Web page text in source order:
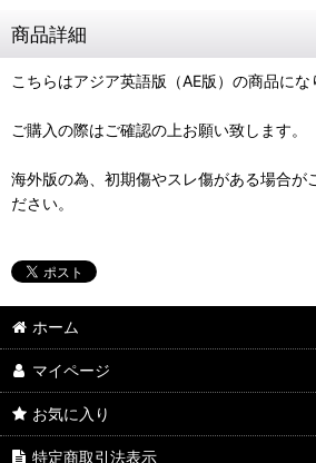
商品詳細
こちらはアジア英語版（AE版）の商品にな
ご購入の際はご確認の上お願い致します。
海外版の為、初期傷やスレ傷がある場合が
ださい。
ホーム
マイページ
お気に入り
特定商取引法表示